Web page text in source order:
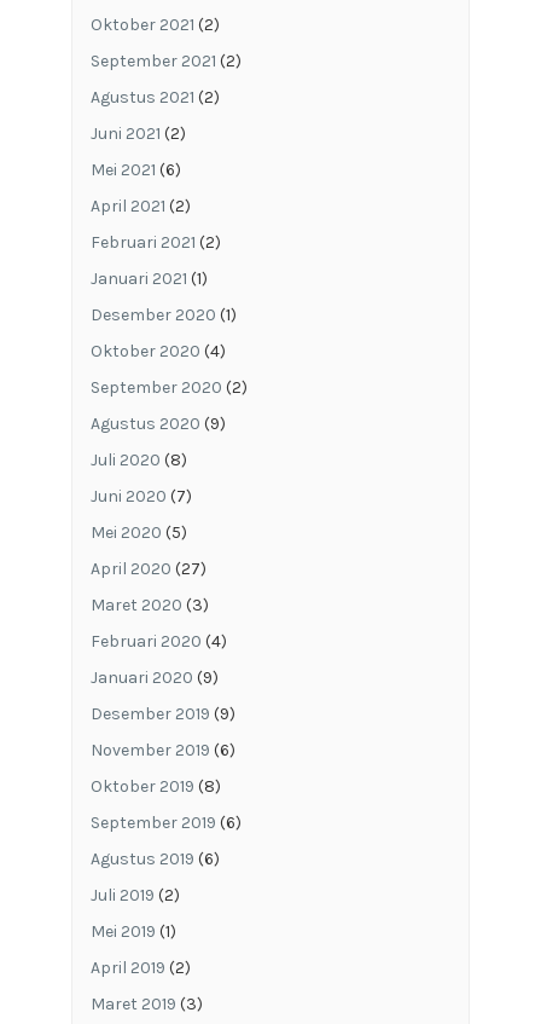
Oktober 2021 (2)
September 2021 (2)
Agustus 2021 (2)
Juni 2021 (2)
Mei 2021 (6)
April 2021 (2)
Februari 2021 (2)
Januari 2021 (1)
Desember 2020 (1)
Oktober 2020 (4)
September 2020 (2)
Agustus 2020 (9)
Juli 2020 (8)
Juni 2020 (7)
Mei 2020 (5)
April 2020 (27)
Maret 2020 (3)
Februari 2020 (4)
Januari 2020 (9)
Desember 2019 (9)
November 2019 (6)
Oktober 2019 (8)
September 2019 (6)
Agustus 2019 (6)
Juli 2019 (2)
Mei 2019 (1)
April 2019 (2)
Maret 2019 (3)